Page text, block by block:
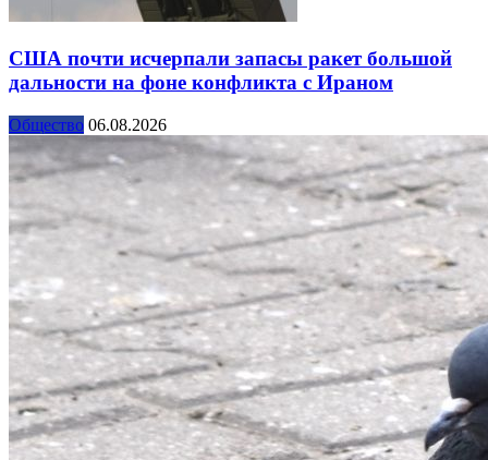
США почти исчерпали запасы ракет большой
дальности на фоне конфликта с Ираном
Общество 06.08.2026